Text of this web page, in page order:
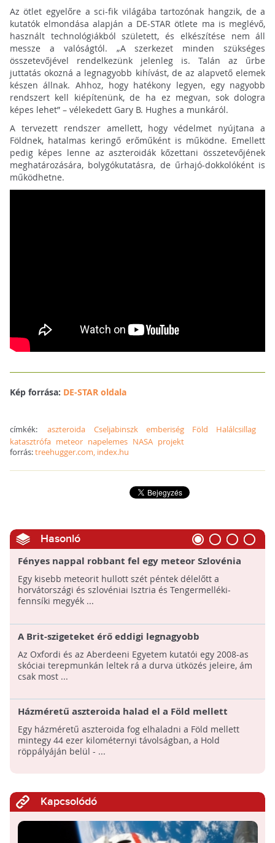
Az ötlet egyelőre a sci-fik világába tartozónak hangzik, de a
kutatók elmondása alapján a DE-STAR ötlete ma is meglévő,
használt technológiákból született, és elkészítése nem áll
messze a valóságtól. „A szerkezet minden szükséges
összetevőjével rendelkezünk jelenleg is. Talán az űrbe
juttatás okozná a legnagyobb kihívást, de az alapvető elemek
készen állnak. Ahhoz, hogy hatékony legyen, egy nagyobb
rendszert kell kiépítenünk, de ha ez megvan, sok dologra
képes lehet” – vélekedett Gary B. Hughes a munkáról.
A tervezett rendszer amellett, hogy védelmet nyújtana a
Földnek, hatalmas keringő erőműként is működne. Emellett
pedig képes lenne az aszteroidák kőzettani összetevőjének
meghatározására, bolygókutatásra, de űrhajó-dokkolóként is
működhetne.
Kép forrása: DE-STAR oldala
címkék:aszteroida Cseljabinszk emberiség Föld
Halálcsillag
katasztrófa meteor napelemes NASA projekt
forrás:treehugger.com, index.hu
Hasonló
Fényes nappal robbant fel egy meteor Szlovénia
felett
Egy kisebb meteorit hullott szét péntek délelőtt a
horvátországi és szlovéniai Isztria és Tengermelléki-
fennsíki megyék ...
A Brit-szigeteket érő eddigi legnagyobb
meteorbecsapódás kráterét fedezték fel Skócia
partjainál!
Az Oxfordi és az Aberdeeni Egyetem kutatói egy 2008-as
skóciai terepmunkán leltek rá a durva ütközés jeleire, ám
csak most ...
Házméretű aszteroida halad el a Föld mellett
októberben
Egy házméretű aszteroida fog elhaladni a Föld mellett
mintegy 44 ezer kilométernyi távolságban, a Hold
röppályáján belül - ...
Kapcsolódó